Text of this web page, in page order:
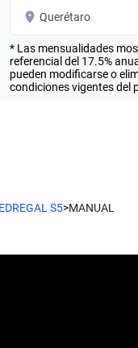
Querétaro
* Las mensualidades
referencial del 17.5%
pueden modificarse o
condiciones vigentes del
S5>MANUAL